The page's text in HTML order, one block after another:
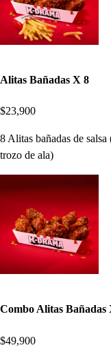
Alitas Bañadas X 8
$23,900
8 Alitas bañadas de
trozo de ala)
Combo Alitas Bañadas
$49,900